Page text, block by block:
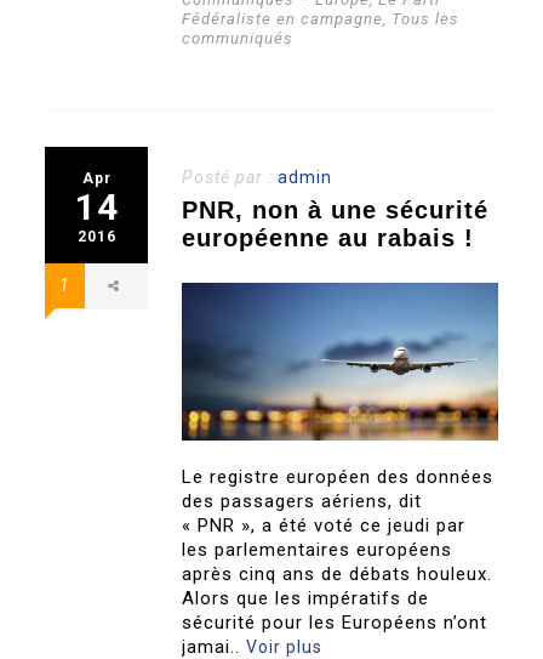
Fédéraliste en campagne
Tous les
communiqués
Apr
14
2016
1
Posté par :admin
PNR, non à une sécurité
européenne au rabais !
Le registre européen des données
des passagers aériens, dit
« PNR », a été voté ce jeudi par
les parlementaires européens
après cinq ans de débats houleux.
Alors que les impératifs de
sécurité pour les Européens n’ont
jamai..Voir plus